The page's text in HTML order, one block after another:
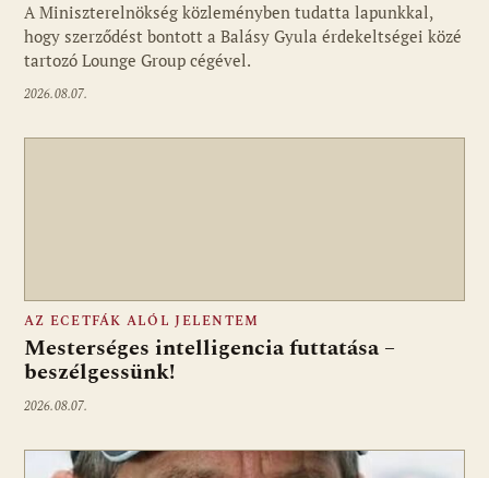
Fotó: media1.hu
A Miniszterelnökség közleményben tudatta lapunkkal,
hogy szerződést bontott a Balásy Gyula érdekeltségei közé
tartozó Lounge Group cégével.
2026.08.07.
AZ ECETFÁK ALÓL JELENTEM
Mesterséges intelligencia futtatása –
beszélgessünk!
2026.08.07.